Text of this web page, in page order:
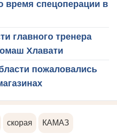
время спецоперации в
главного тренера
Хлавати
пожаловались
скорая КАМАЗ